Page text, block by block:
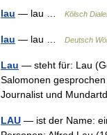
lau — lau … Kölsch
lau — lau … Deutsch
Lau — steht für: Lau
Salomonen
Journalist und
LAU — ist der Name: